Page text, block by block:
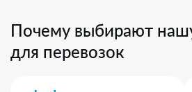
Почему выбирают
для перевозок